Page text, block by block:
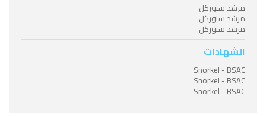
مرشد سنوركل
مرشد سنوركل
مرشد سنوركل
الشهادات
Snorkel - BSAC
Snorkel - BSAC
Snorkel - BSAC